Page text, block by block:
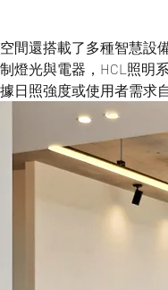
間還搭載了多種智慧設
燈光與電器，HCL照明
日照強度或使用者需求